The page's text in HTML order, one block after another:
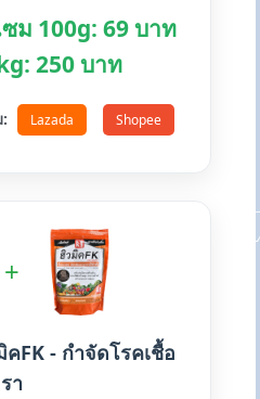
ม 100g: 69 บาท
250 บาท
Lazada Shopee
+
FK - กำจัดโรคเชื้อ
รา